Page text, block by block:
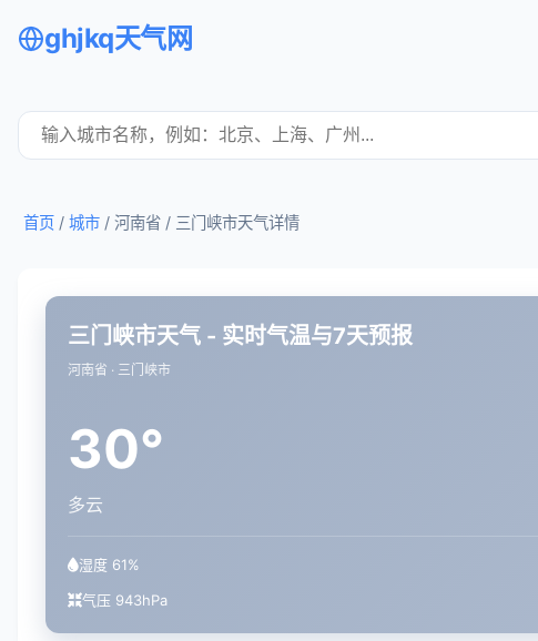
ghjkq天气网
首页 / 城市 / 河南省 / 三门峡市天气详情
三门峡市天气 - 实时气温与7天预报
河南省 · 三门峡市
30°
多云
湿度 61%
气压 943hPa